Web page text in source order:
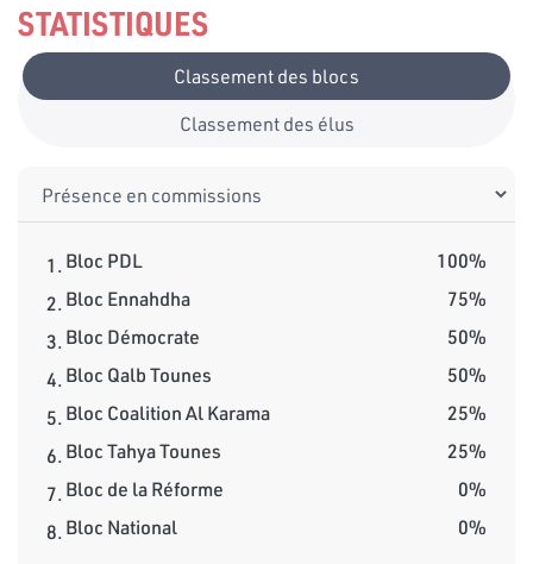
STATISTIQUES
Classement des blocs
Classement des élus
1.Bloc PDL
100%
2.Bloc Ennahdha
75%
3.Bloc Démocrate
50%
4.Bloc Qalb Tounes
50%
5.Bloc Coalition Al Karama
25%
6.Bloc Tahya Tounes
25%
7.Bloc de la Réforme
0%
8.Bloc National 0%